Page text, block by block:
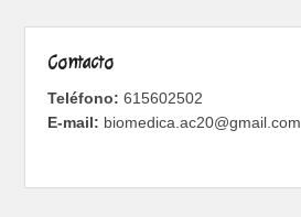
Contacto
Teléfono: 615602502
E-mail: biomedica.ac20@gmail.com